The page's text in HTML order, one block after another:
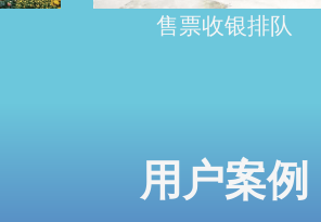
购票取号 排
售票收银排队
用户案例